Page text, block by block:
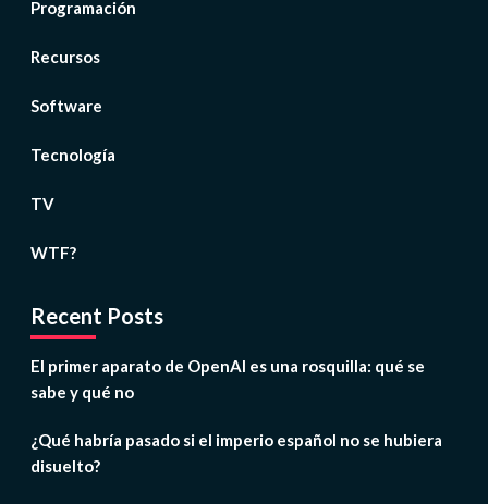
Programación
Recursos
Software
Tecnología
TV
WTF?
Recent Posts
El primer aparato de OpenAI es una rosquilla: qué se
sabe y qué no
¿Qué habría pasado si el imperio español no se hubiera
disuelto?